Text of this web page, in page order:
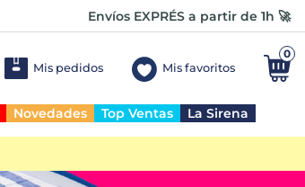
Envíos EXPRÉS a partir de 1h 🚀
Mis pedidos Mis favoritos
0
Novedades Top Ventas La Sirena